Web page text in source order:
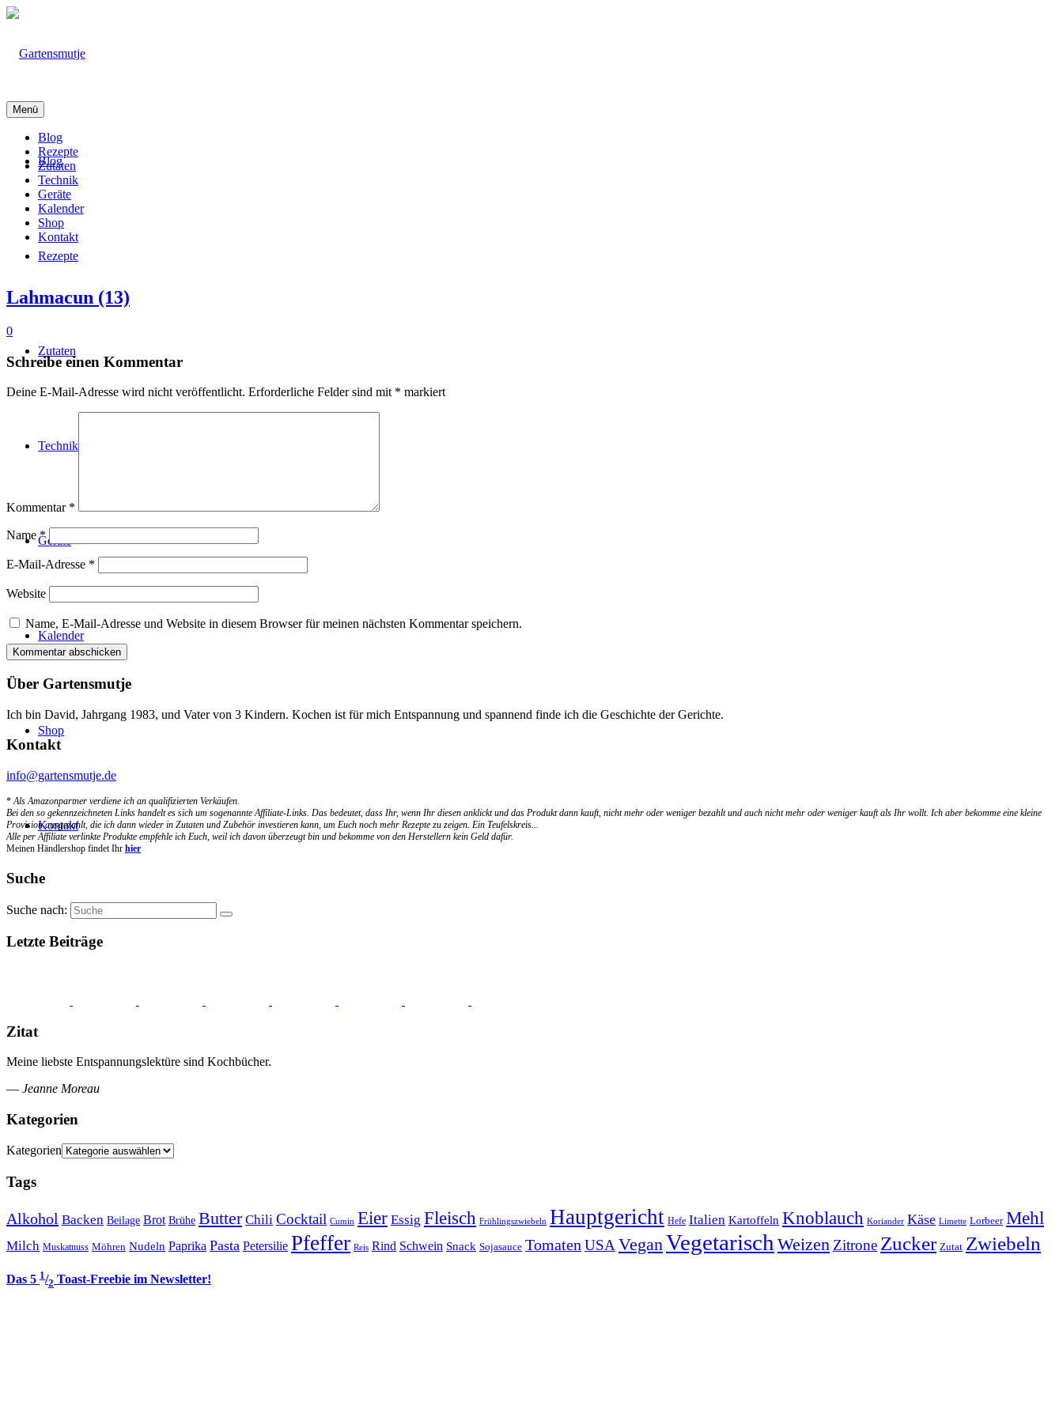
Blog
Rezepte
Zutaten
Technik
Geräte
Kalender
Shop
Kontakt
Menü
Blog
Rezepte
Zutaten
Technik
Geräte
Kalender
Shop
Kontakt
Lahmacun (13)
0
Schreibe einen Kommentar
Deine E-Mail-Adresse wird nicht veröffentlicht. Erforderliche Felder sind mit * markiert
Kommentar *
Name*
E-Mail-Adresse *
Website
Name, E-Mail-Adresse und Website in diesem Browser für meinen nächsten Kommentar speichern.
Über Gartensmutje
Ich bin David, Jahrgang 1983, und Vater von 3 Kindern. Kochen ist für mich Entspannung und spannend finde ich die Geschichte der Gerichte.
Kontakt
info@gartensmutje.de
*Als Amazonpartner verdiene ich an qualifizierten Verkäufen.
Bei den so gekennzeichneten Links handelt es sich um sogenannte Affiliate-Links. Das bedeutet, dass Ihr, wenn Ihr diesen anklickt und das Produkt dann kauft, nicht mehr oder weniger bezahlt und auch nicht mehr oder weniger kauft als Ihr wollt. Ich aber bekomme eine kleine
Provision ausgezahlt, die ich dann wieder in Zutaten und Zubehör investieren kann, um Euch noch mehr Rezepte zu zeigen. Ein Teufelskreis...
Alle per Affiliate verlinkte Produkte empfehle ich Euch, weil ich davon überzeugt bin und bekomme von den Herstellern kein Geld dafür.
Meinen Händlershop findet Ihr hier
Suche
Suche nach:
Letzte Beiträge
Zitat
Meine liebste Entspannungslektüre sind Kochbücher.
— Jeanne Moreau
Kategorien
Kategorien
Tags
Alkohol Backen Beilage Brot Brühe Butter Chili Cocktail Cumin Eier Essig Fleisch Frühlingszwiebeln Hauptgericht Hefe Italien Kartoffeln Knoblauch Koriander Käse Limette Lorbeer Mehl
Milch Muskatnuss Möhren Nudeln Paprika Pasta Petersilie Pfeffer Reis Rind Schwein Snack Sojasauce Tomaten USAVeganVegetarisch Weizen Zitrone Zucker Zutat Zwiebeln
Das 5 1/2 Toast-Freebie im Newsletter!